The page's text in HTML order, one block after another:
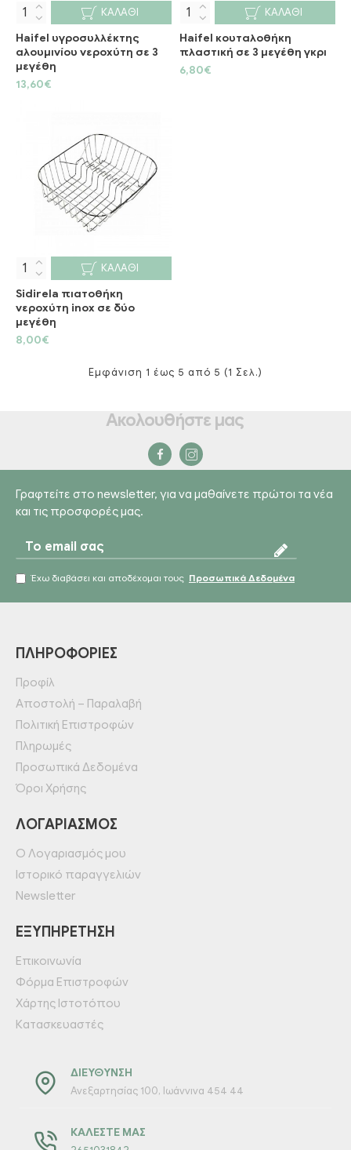
Haifel υγροσυλλέκτης
αλουμινίου νεροχύτη σε 3
μεγέθη
13,60€
ΚΑΛΆΘΙ
Haifel κουταλοθήκη
πλαστική σε 3 μεγέθη γκρι
6,80€
ΚΑΛΆΘΙ
Sidirela πιατοθήκη
νεροχύτη inox σε δύο
μεγέθη
8,00€
ΚΑΛΆΘΙ
Εμφάνιση 1 έως 5 από 5 (1 Σελ.)
Ακολουθήστε μας
Γραφτείτε στο newsletter, για να μαθαίνετε πρώτοι τα νέα
και τις προσφορές μας.
Έχω διαβάσει και αποδέχομαι τους Προσωπικά Δεδομένα
ΠΛΗΡΟΦΟΡΊΕΣ
Προφίλ
Αποστολή – Παραλαβή
Πολιτική Επιστροφών
Πληρωμές
Προσωπικά Δεδομένα
Όροι Χρήσης
ΛΟΓΑΡΙΑΣΜΌΣ
Ο Λογαριασμός μου
Ιστορικό παραγγελιών
Newsletter
ΕΞΥΠΗΡΈΤΗΣΗ
Επικοινωνία
Φόρμα Επιστροφών
Χάρτης Ιστοτόπου
Κατασκευαστές
ΔΙΕΎΘΥΝΣΗ
Ανεξαρτησίας 100, Ιωάννινα 454 44
ΚΑΛΈΣΤΕ ΜΑΣ